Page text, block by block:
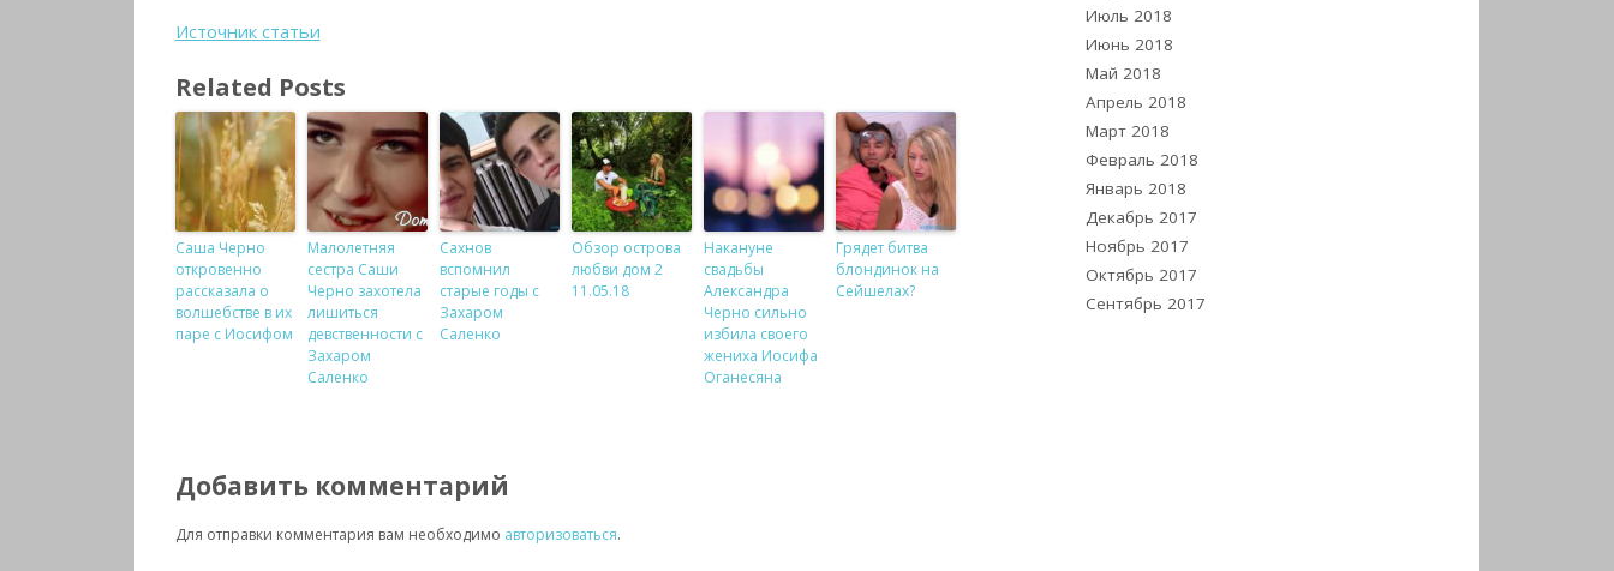
Источник статьи
Related Posts
Саша Черно
откровенно
рассказала о
волшебстве в их
паре с Иосифом
Малолетняя
сестра Саши
Черно захотела
лишиться
девственности с
Захаром
Саленко
Сахнов
вспомнил
старые годы с
Захаром
Саленко
Обзор острова
любви дом 2
11.05.18
Накануне
свадьбы
Александра
Черно сильно
избила своего
жениха Иосифа
Оганесяна
Грядет битва
блондинок на
Сейшелах?
Добавить комментарий
Для отправки комментария вам необходимо авторизоваться.
Июль 2018
Июнь 2018
Май 2018
Апрель 2018
Март 2018
Февраль 2018
Январь 2018
Декабрь 2017
Ноябрь 2017
Октябрь 2017
Сентябрь 2017